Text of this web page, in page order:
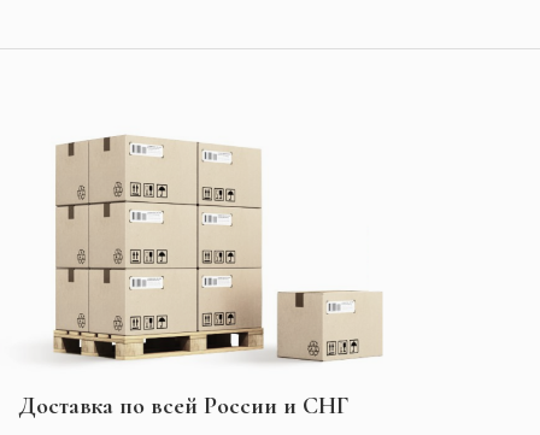
Доставка по всей России и СНГ